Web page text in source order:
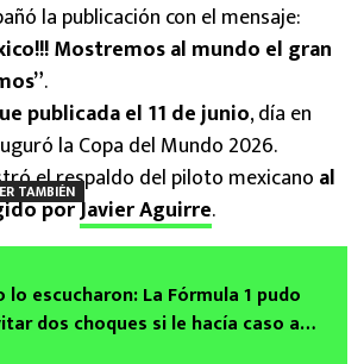
la publicación con el mensaje:
Mostremos al mundo el gran
.
publicada el 11 de junio, día en
la Copa del Mundo 2026.
el respaldo del piloto mexicano al
porJavier Aguirre.
TAMBIÉN
lo escucharon: La Fórmula 1 pudo
dos choques si le hacía caso a